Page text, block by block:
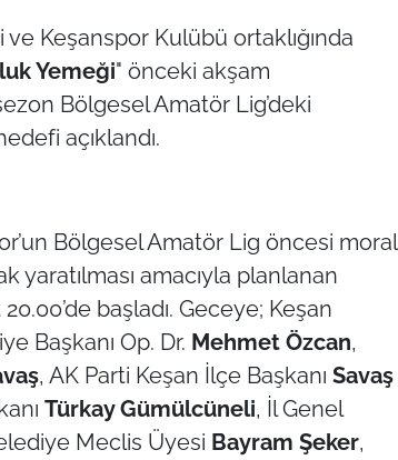
Keşanspor Kulübü ortaklığında
Yemeği" önceki akşam
Bölgesel Amatör Lig’deki
açıklandı.
Bölgesel Amatör Lig öncesi moral
yaratılması amacıyla planlanan
başladı. Geceye; Keşan
Başkanı Op. Dr. Mehmet Özcan,
, AK Parti Keşan İlçe Başkanı Savaş
Türkay Gümülcüneli, İl Genel
Meclis Üyesi Bayram Şeker,